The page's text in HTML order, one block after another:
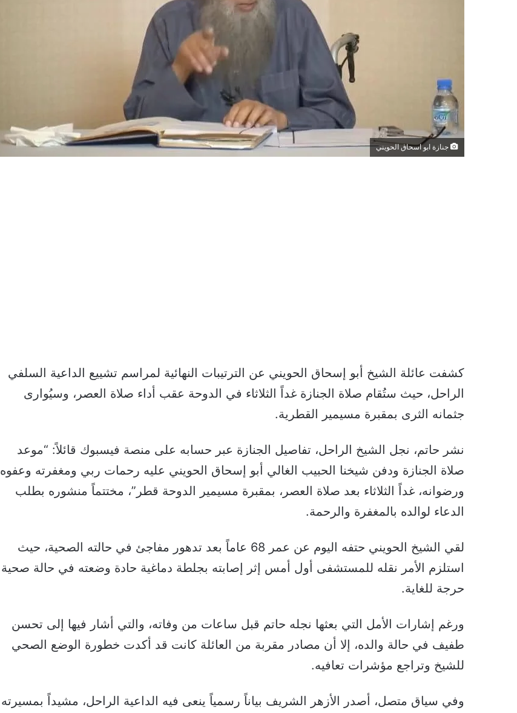
جنازة ابو اسحاق الحويني
كشفت عائلة الشيخ أبو إسحاق الحويني عن الترتيبات النهائية لمراسم تشييع الداعية السلفي
الراحل، حيث ستُقام صلاة الجنازة غداً الثلاثاء في الدوحة عقب أداء صلاة العصر، وسيُوارى
جثمانه الثرى بمقبرة مسيمير القطرية.
نشر حاتم، نجل الشيخ الراحل، تفاصيل الجنازة عبر حسابه على منصة فيسبوك قائلاً: “موعد
صلاة الجنازة ودفن شيخنا الحبيب الغالي أبو إسحاق الحويني عليه رحمات ربي ومغفرته وعفوه
ورضوانه، غداً الثلاثاء بعد صلاة العصر، بمقبرة مسيمير الدوحة قطر”، مختتماً منشوره بطلب
الدعاء لوالده بالمغفرة والرحمة.
لقي الشيخ الحويني حتفه اليوم عن عمر 68 عاماً بعد تدهور مفاجئ في حالته الصحية، حيث
استلزم الأمر نقله للمستشفى أول أمس إثر إصابته بجلطة دماغية حادة وضعته في حالة صحية
حرجة للغاية.
ورغم إشارات الأمل التي بعثها نجله حاتم قبل ساعات من وفاته، والتي أشار فيها إلى تحسن
طفيف في حالة والده، إلا أن مصادر مقربة من العائلة كانت قد أكدت خطورة الوضع الصحي
للشيخ وتراجع مؤشرات تعافيه.
وفي سياق متصل، أصدر الأزهر الشريف بياناً رسمياً ينعى فيه الداعية الراحل، مشيداً بمسيرته